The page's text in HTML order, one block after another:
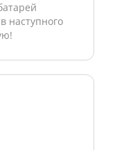
наступного